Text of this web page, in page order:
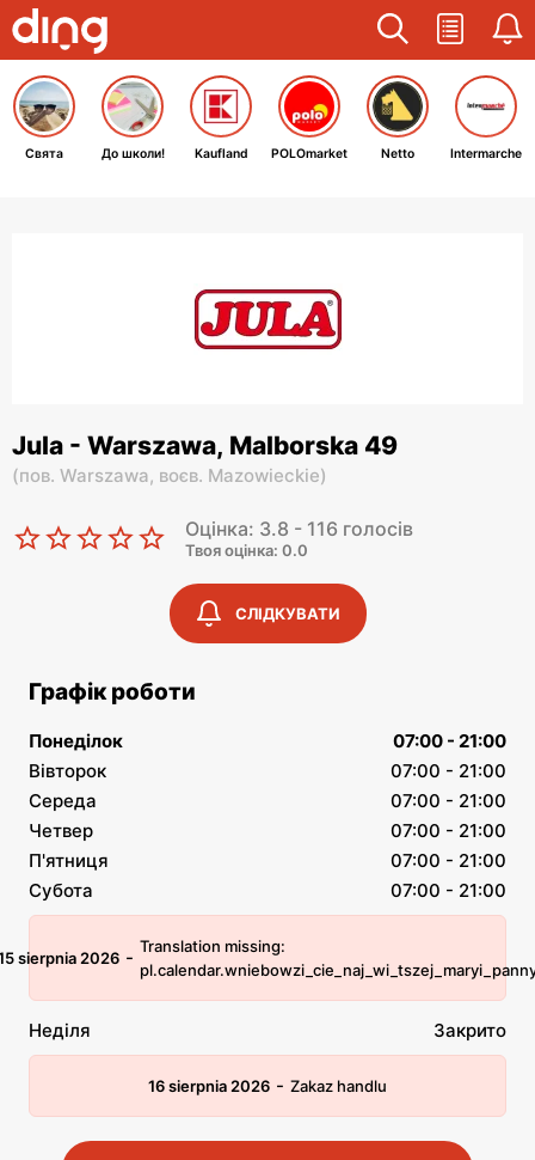
Свята До школи! Kaufland POLOmarket Netto Intermarche
Jula - Warszawa, Malborska 49
(пов. Warszawa, воєв. Mazowieckie)
Оцінка: 3.8 - 116 голосів
Твоя оцінка: 0.0
СЛІДКУВАТИ
Графік роботи
Понеділок
07:00 - 21:00
Вівторок
07:00 - 21:00
Середа
07:00 - 21:00
Четвер
07:00 - 21:00
П'ятниця
07:00 - 21:00
Субота
07:00 - 21:00
sierpnia 2026 - Translation missing:
Неділя Закрито
16 sierpnia 2026 - Zakaz handlu